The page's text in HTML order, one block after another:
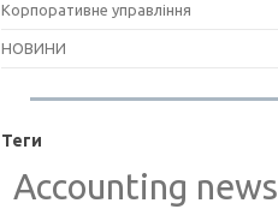
Корпоративне управління
НОВИНИ
Теги
Accounting news